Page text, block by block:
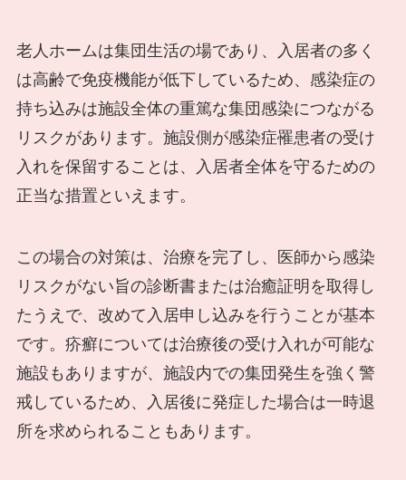
老人ホームは集団生活の場であり、入居者の多く
は高齢で免疫機能が低下しているため、感染症の
持ち込みは施設全体の重篤な集団感染につながる
リスクがあります。施設側が感染症罹患者の受け
入れを保留することは、入居者全体を守るための
正当な措置といえます。
この場合の対策は、治療を完了し、医師から感染
リスクがない旨の診断書または治癒証明を取得し
たうえで、改めて入居申し込みを行うことが基本
です。疥癬については治療後の受け入れが可能な
施設もありますが、施設内での集団発生を強く警
戒しているため、入居後に発症した場合は一時退
所を求められることもあります。